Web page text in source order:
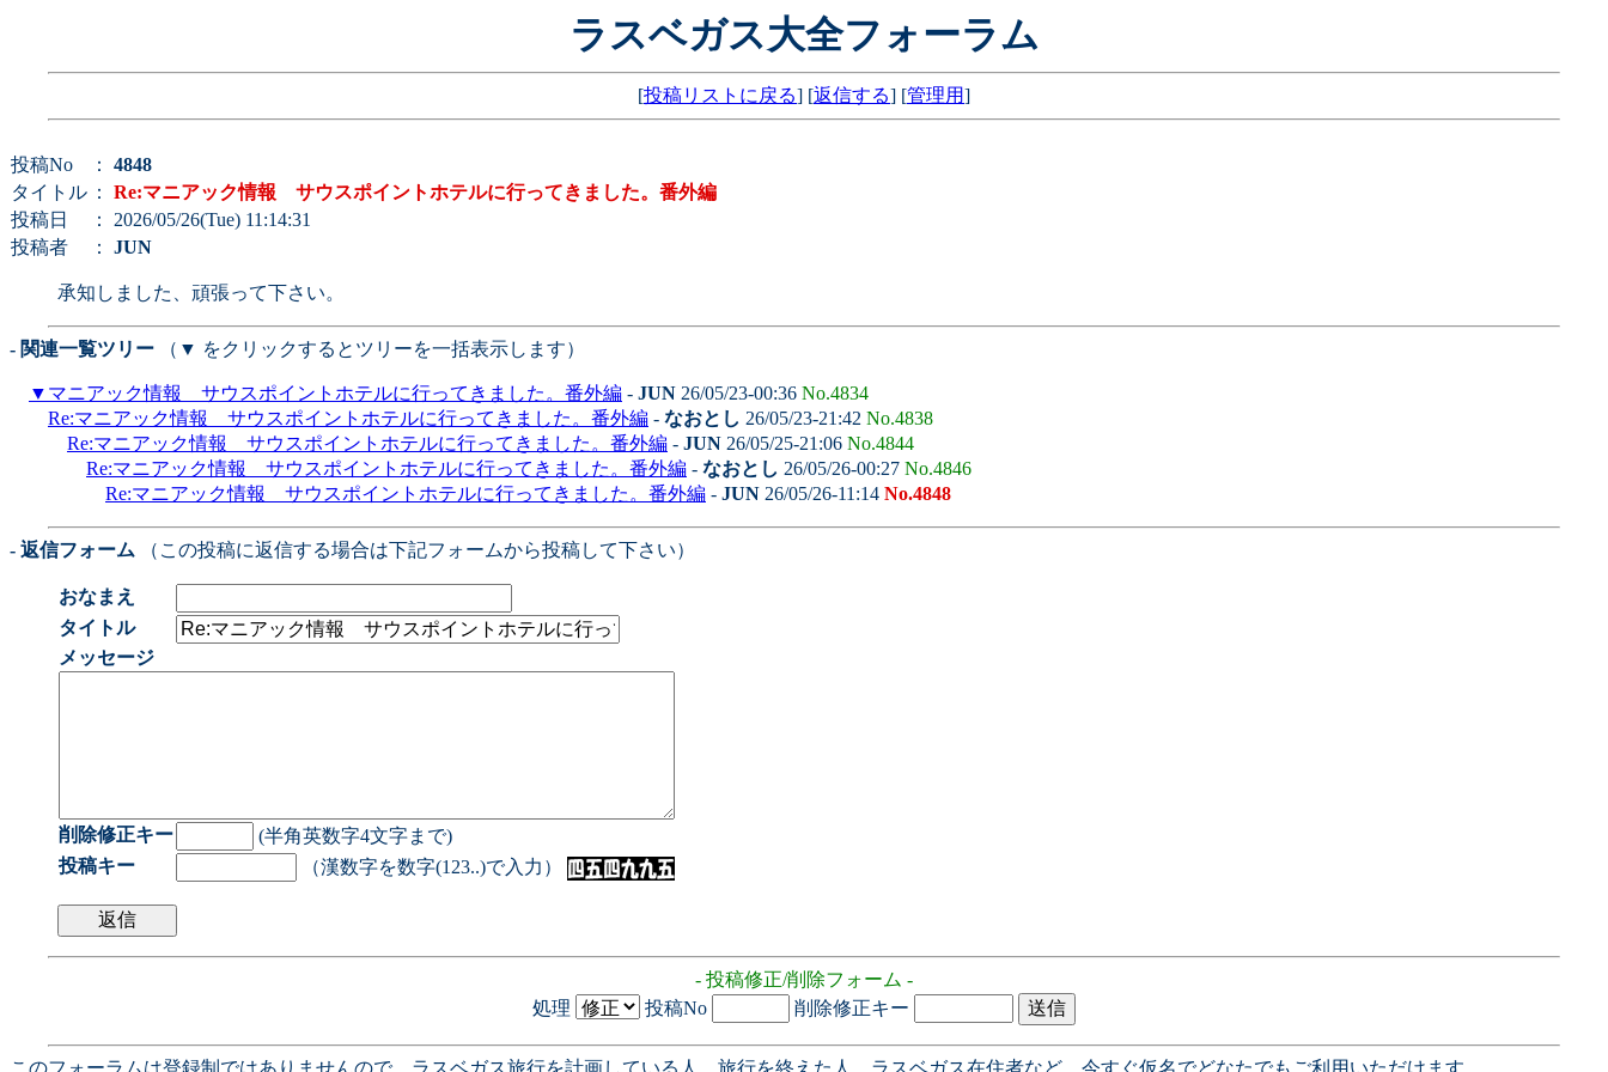
ラスベガス大全フォーラム
[投稿リストに戻る] [返信する] [管理用]
投稿No ： 4848
タイトル ： Re:マニアック情報 サウスポイントホテルに行ってきました。番外編
投稿日
： 2026/05/26(Tue) 11:14:31
投稿者
： JUN
承知しました、頑張って下さい。
- 関連一覧ツリー （▼ をクリックするとツリーを一括表示します）
▼ マニアック情報 サウスポイントホテルに行ってきました。番外編 - JUN 26/05/23-00:36 No.4834
Re:マニアック情報 サウスポイントホテルに行ってきました。番外編 - なおとし 26/05/23-21:42 No.4838
Re:マニアック情報 サウスポイントホテルに行ってきました。番外編 - JUN 26/05/25-21:06 No.4844
Re:マニアック情報 サウスポイントホテルに行ってきました。番外編 - なおとし 26/05/26-00:27 No.4846
Re:マニアック情報 サウスポイントホテルに行ってきました。番外編 - JUN 26/05/26-11:14 No.4848
- 返信フォーム （この投稿に返信する場合は下記フォームから投稿して下さい）
おなまえ
タイトル
メッセージ
削除修正キー
(半角英数字4文字まで)
投稿キー
（漢数字を数字(123..)で入力）
- 投稿修正/削除フォーム -
処理
投稿No 削除修正キー
このフォーラムは登録制ではありませんので、ラスベガス旅行を計画している人、旅行を終えた人、ラスベガス在住者など、今すぐ仮名でどなたでもご利用いただけます。